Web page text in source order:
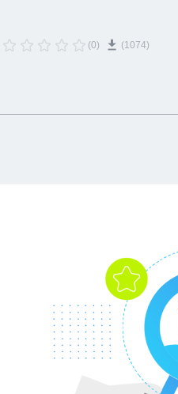
(0) (1074)